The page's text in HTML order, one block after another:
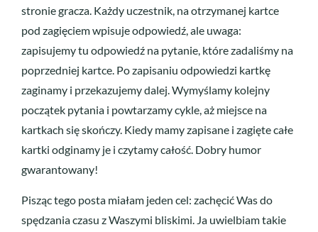
stronie gracza. Każdy uczestnik, na otrzymanej kartce
pod zagięciem wpisuje odpowiedź, ale uwaga:
zapisujemy tu odpowiedź na pytanie, które zadaliśmy na
poprzedniej kartce. Po zapisaniu odpowiedzi kartkę
zaginamy i przekazujemy dalej. Wymyślamy kolejny
początek pytania i powtarzamy cykle, aż miejsce na
kartkach się skończy. Kiedy mamy zapisane i zagięte całe
kartki odginamy je i czytamy całość. Dobry humor
gwarantowany!
Pisząc tego posta miałam jeden cel: zachęcić Was do
spędzania czasu z Waszymi bliskimi. Ja uwielbiam takie